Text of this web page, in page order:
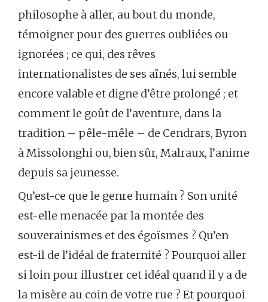
philosophe à aller, au bout du monde,
témoigner pour des guerres oubliées ou
ignorées ; ce qui, des rêves
internationalistes de ses aînés, lui semble
encore valable et digne d’être prolongé ; et
comment le goût de l’aventure, dans la
tradition – pêle-mêle – de Cendrars, Byron
à Missolonghi ou, bien sûr, Malraux, l’anime
depuis sa jeunesse.
Qu’est-ce que le genre humain ? Son unité
est-elle menacée par la montée des
souverainismes et des égoïsmes ? Qu’en
est-il de l’idéal de fraternité ? Pourquoi aller
si loin pour illustrer cet idéal quand il y a de
la misère au coin de votre rue ? Et pourquoi